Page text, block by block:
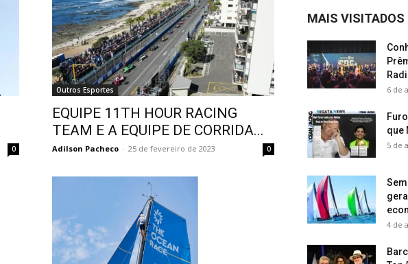
0
Outros Esportes
EQUIPE 11TH HOUR RACING
TEAM E A EQUIPE DE CORRIDA...
Adilson Pacheco - 25 de fevereiro de 2023 0
MAIS VISITADOS
6 de
que
5 de
4 de